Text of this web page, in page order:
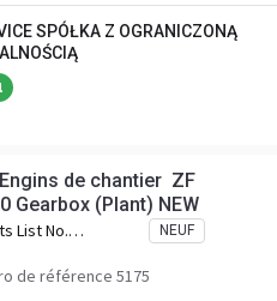
SPÓŁKA Z OGRANICZONĄ
de chantier ZF
Gearbox (Plant) NEW
List No.
Part No.
8428243
NEUF
de référence 5175